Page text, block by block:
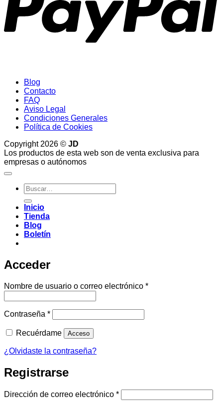
Blog
Contacto
FAQ
Aviso Legal
Condiciones Generales
Política de Cookies
Copyright 2026 © JD
Los productos de esta web son de venta exclusiva para
empresas o autónomos
Buscar
por:
Inicio
Tienda
Blog
Boletín
Acceder
Nombre de usuario o correo electrónico *Obligatorio
Contraseña *Obligatorio
Recuérdame Acceso
¿Olvidaste la contraseña?
Registrarse
Dirección de correo electrónico *Obligatorio